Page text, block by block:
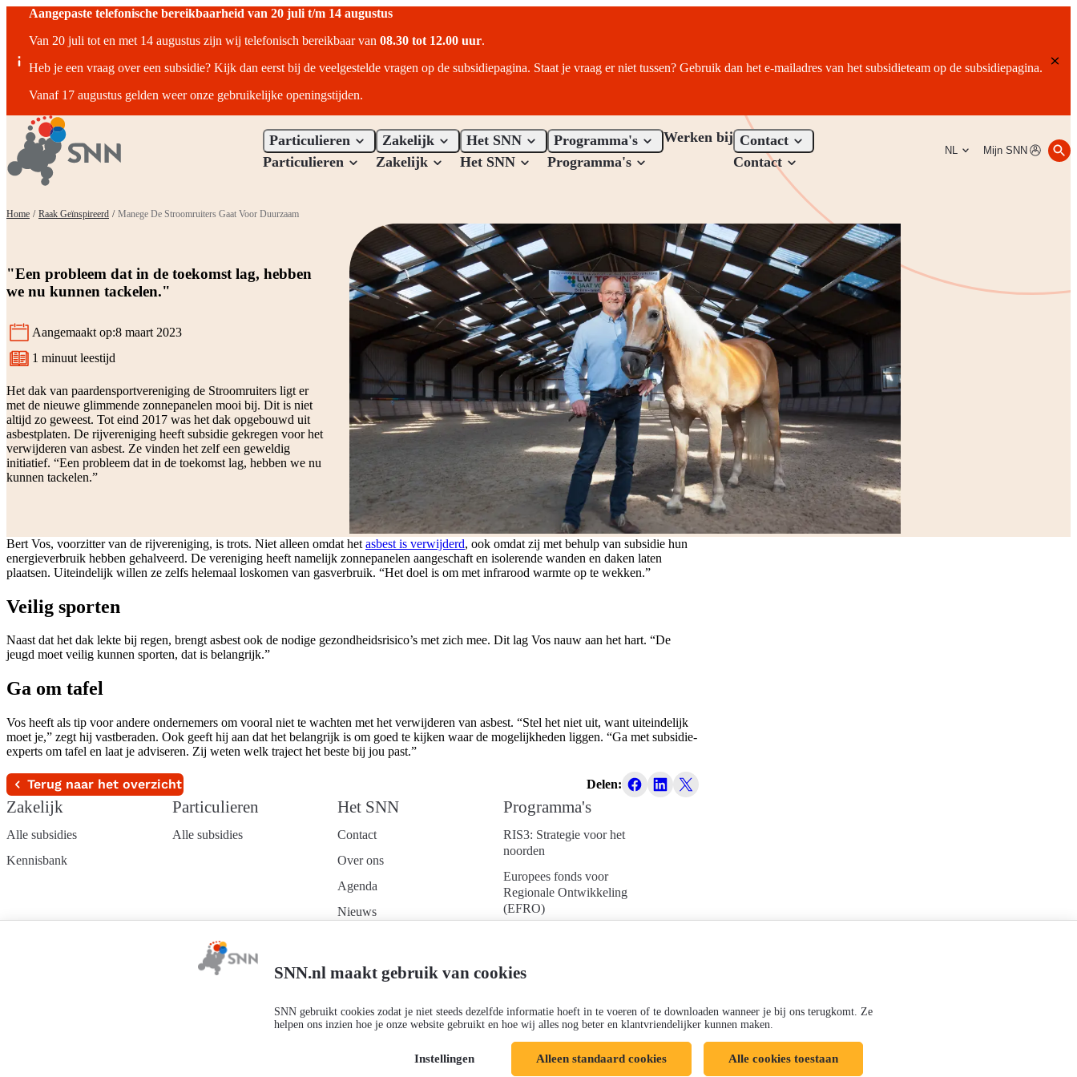
SNN.nl maakt gebruik van cookies
SNN gebruikt cookies zodat je niet steeds dezelfde informatie hoeft in te voeren of te downloaden wanneer je bij ons terugkomt. Ze
helpen ons inzien hoe je onze website gebruikt en hoe wij alles nog beter en klantvriendelijker kunnen maken.
Instellingen Alleen standaard cookies Alle cookies toestaan
Aangepaste telefonische bereikbaarheid van 20 juli t/m 14 augustus
Van 20 juli tot en met 14 augustus zijn wij telefonisch bereikbaar van 08.30 tot 12.00 uur.
Heb je een vraag over een subsidie? Kijk dan eerst bij de veelgestelde vragen op de subsidiepagina. Staat je vraag er niet tussen? Gebruik dan het e-mailadres van het subsidieteam op de subsidiepagina.
Vanaf 17 augustus gelden weer onze gebruikelijke openingstijden.
Particulieren
Particulieren
Zakelijk
Zakelijk
Het SNN
Het SNN
Programma's
Programma's
Werken bij Contact
Contact
NL Mijn SNN
Home / Raak Geïnspireerd / Manege De Stroomruiters Gaat Voor Duurzaam
"Een probleem dat in de toekomst lag, hebben
we nu kunnen tackelen."
Aangemaakt op:8 maart 2023
Leestijd:
1 minuut leestijd
Het dak van paardensportvereniging de Stroomruiters ligt er
met de nieuwe glimmende zonnepanelen mooi bij. Dit is niet
altijd zo geweest. Tot eind 2017 was het dak opgebouwd uit
asbestplaten. De rijvereniging heeft subsidie gekregen voor het
verwijderen van asbest. Ze vinden het zelf een geweldig
initiatief. “Een probleem dat in de toekomst lag, hebben we nu
kunnen tackelen.”
Bert Vos, voorzitter van de rijvereniging, is trots. Niet alleen omdat het asbest is verwijderd, ook omdat zij met behulp van subsidie hun
energieverbruik hebben gehalveerd. De vereniging heeft namelijk zonnepanelen aangeschaft en isolerende wanden en daken laten
plaatsen. Uiteindelijk willen ze zelfs helemaal loskomen van gasverbruik. “Het doel is om met infrarood warmte op te wekken.”
Veilig sporten
Naast dat het dak lekte bij regen, brengt asbest ook de nodige gezondheidsrisico’s met zich mee. Dit lag Vos nauw aan het hart. “De
jeugd moet veilig kunnen sporten, dat is belangrijk.”
Ga om tafel
Vos heeft als tip voor andere ondernemers om vooral niet te wachten met het verwijderen van asbest. “Stel het niet uit, want uiteindelijk
moet je,” zegt hij vastberaden. Ook geeft hij aan dat het belangrijk is om goed te kijken waar de mogelijkheden liggen. “Ga met subsidie-
experts om tafel en laat je adviseren. Zij weten welk traject het beste bij jou past.”
Terug naar het overzicht Delen:
Zakelijk
Alle subsidies
Kennisbank
Particulieren
Alle subsidies
Het SNN
Contact
Over ons
Agenda
Nieuws
nieuwsbrief
Programma's
RIS3: Strategie voor het
noorden
Europees fonds voor
Regionale Ontwikkeling
(EFRO)
Gemeenschappelijk